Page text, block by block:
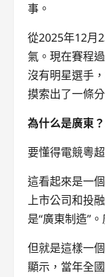
事。
從2025年12月
氣。現在賽程
沒有明星選手
摸索出了一條
為什么是廣東
要懂得電競粵
這看起來是一
上市公司和投
是“廣東制造”
但就是這樣一
顯示，當年全